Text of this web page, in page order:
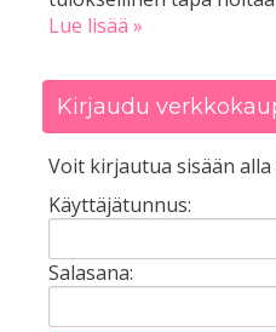
Lue lisää »
Kirjaudu
Voit kirjautua sisään
Käyttäjätunnus:
Salasana: